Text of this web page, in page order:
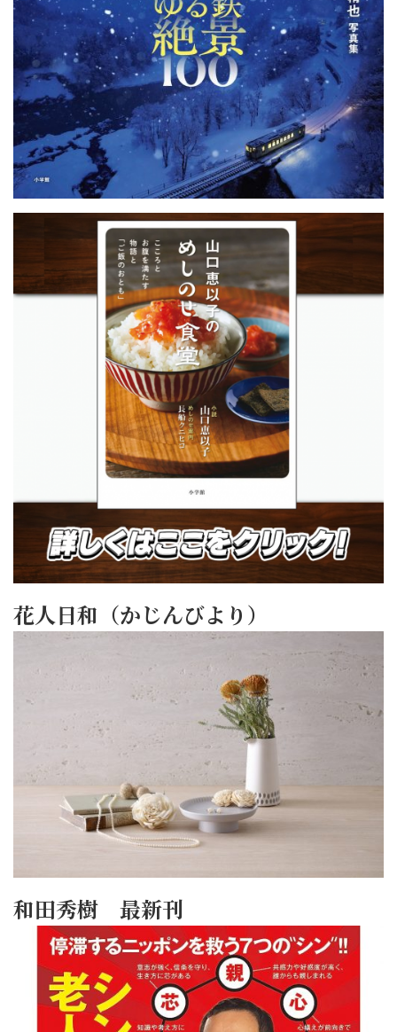
花人日和（かじんびより）
和田秀樹 最新刊